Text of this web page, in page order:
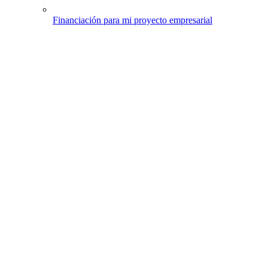
Financiación para mi proyecto empresarial